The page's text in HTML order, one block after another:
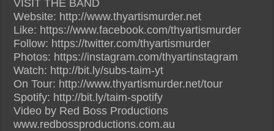
VISIT THE BAND
Website: http://www.thyartismurder.net
Like: https://www.facebook.com/thyartismurder
Follow: https://twitter.com/thyartismurder
Photos: https://instagram.com/thyartinstagram
Watch: http://bit.ly/subs-taim-yt
On Tour: http://www.thyartismurder.net/tour
Spotify: http://bit.ly/taim-spotify
Video by Red Boss Productions
www.redbossproductions.com.au